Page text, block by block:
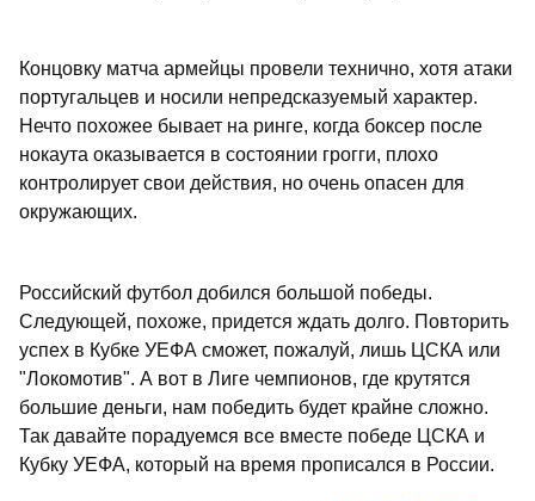
Концовку матча армейцы провели технично, хотя атаки
португальцев и носили непредсказуемый характер.
Нечто похожее бывает на ринге, когда боксер после
нокаута оказывается в состоянии грогги, плохо
контролирует свои действия, но очень опасен для
окружающих.
Российский футбол добился большой победы.
Следующей, похоже, придется ждать долго. Повторить
успех в Кубке УЕФА сможет, пожалуй, лишь ЦСКА или
"Локомотив". А вот в Лиге чемпионов, где крутятся
большие деньги, нам победить будет крайне сложно.
Так давайте порадуемся все вместе победе ЦСКА и
Кубку УЕФА, который на время прописался в России.